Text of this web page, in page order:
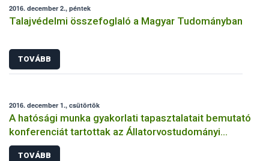
2016. december 2., péntek
Talajvédelmi összefoglaló a Magyar Tudományban
TOVÁBB
2016. december 1., csütörtök
A hatósági munka gyakorlati tapasztalatait bemutató
konferenciát tartottak az Állatorvostudományi
Egyetemen
TOVÁBB